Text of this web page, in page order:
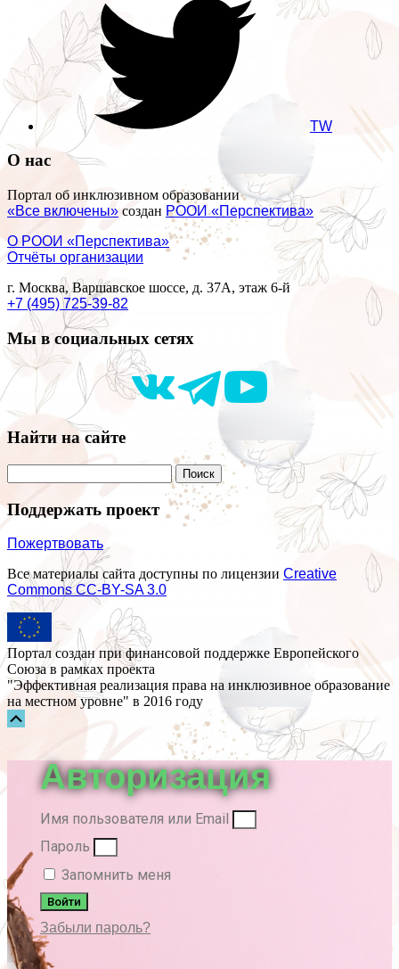
TW
О нас
Портал об инклюзивном образовании
«Все включены» создан РООИ «Перспектива»
О РООИ «Перспектива»
Отчёты организации
г. Москва, Варшавское шоссе, д. 37А, этаж 6-й
+7 (495) 725-39-82
Мы в социальных сетях
Найти на сайте
Поддержать проект
Пожертвовать
Все материалы сайта доступны по лицензии Creative
Commons СС-BY-SA 3.0
Портал создан при финансовой поддержке Европейского
Союза в рамках проекта
"Эффективная реализация права на инклюзивное образование
на местном уровне" в 2016 году
Прокрутка
Авторизация
Имя пользователя или Email
Пароль
Запомнить меня
Войти
Забыли пароль?